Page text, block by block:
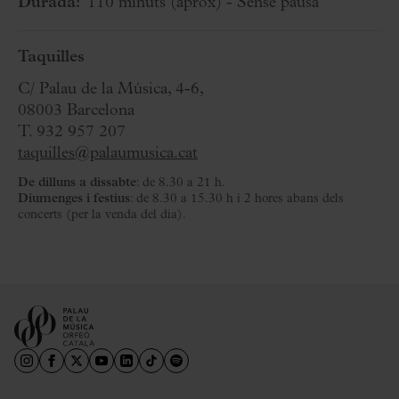
Taquilles
C/ Palau de la Música, 4-6,
08003 Barcelona
T. 932 957 207
taquilles@palaumusica.cat
De dilluns a dissabte: de 8.30 a 21 h.
Diumenges i festius: de 8.30 a 15.30 h i 2 hores abans dels
concerts (per la venda del dia).